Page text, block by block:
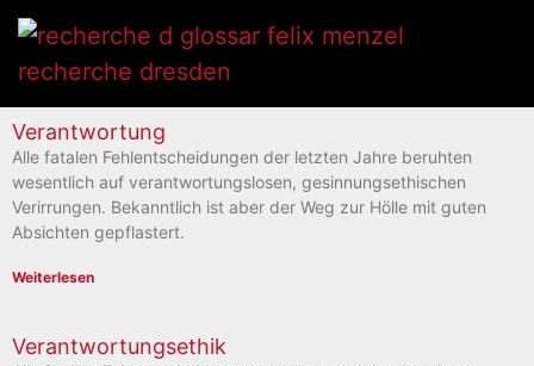
Verantwortung
Alle fatalen Fehlentscheidungen der letzten Jahre beruhten
wesentlich auf verantwortungslosen, gesinnungsethischen
Verirrungen. Bekanntlich ist aber der Weg zur Hölle mit guten
Absichten gepflastert.
Weiterlesen
Verantwortungsethik